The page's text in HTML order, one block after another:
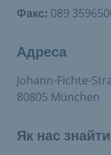
Факс: 089
Адреса
Johann-Fichte-
80805 München
Як нас знайти